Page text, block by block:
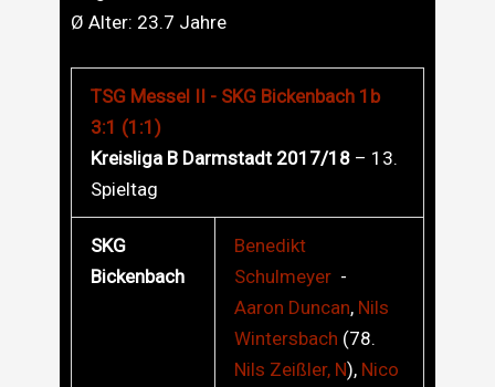
Ø Alter: 23.7 Jahre
TSG Messel II - SKG Bickenbach 1b
3:1 (1:1)
Kreisliga B Darmstadt 2017/18 – 13.
Spieltag
SKG
Bickenbach
Benedikt
Schulmeyer -
Aaron Duncan, Nils
Wintersbach (78.
Nils Zeißler, N), Nico